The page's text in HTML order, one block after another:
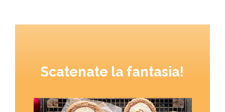
Scatenate la fantasia!